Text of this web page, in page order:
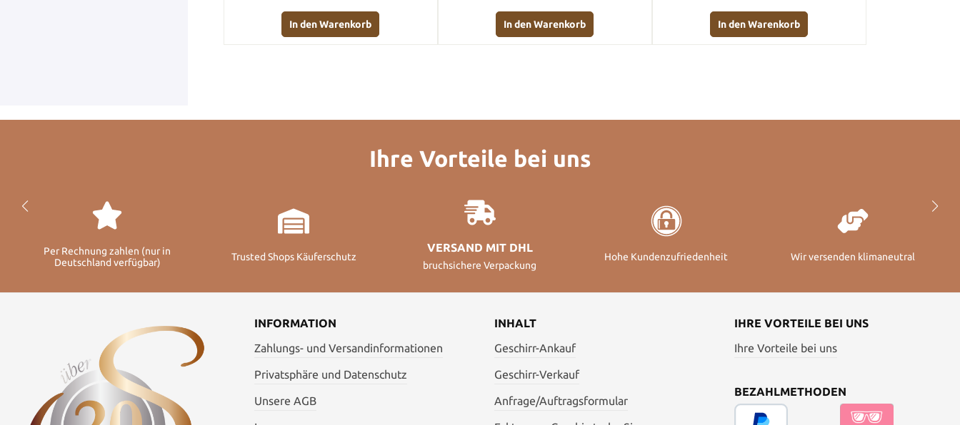
In den Warenkorb In den Warenkorb In den Warenkorb
Ihre Vorteile bei uns
Per Rechnung zahlen (nur in
Deutschland verfügbar)
Trusted Shops Käuferschutz
VERSAND MIT DHL
bruchsichere Verpackung
Hohe Kundenzufriedenheit Wir versenden klimaneutral
INFORMATION
Zahlungs- und Versandinformationen
Privatsphäre und Datenschutz
Unsere AGB
INHALT
Geschirr-Ankauf
Geschirr-Verkauf
Anfrage/Auftragsformular
IHRE VORTEILE BEI UNS
Ihre Vorteile bei uns
BEZAHLMETHODEN